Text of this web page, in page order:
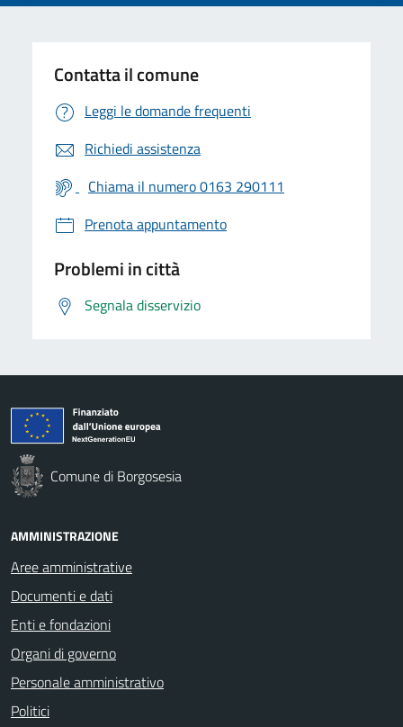
Contatta il comune
Leggi le domande frequenti
Richiedi assistenza
Chiama il numero 0163 290111
Prenota appuntamento
Problemi in città
Segnala disservizio
Comune di Borgosesia
AMMINISTRAZIONE
Aree amministrative
Documenti e dati
Enti e fondazioni
Organi di governo
Personale amministrativo
Politici